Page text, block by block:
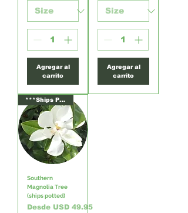
Agregar al
carrito
Agregar al
carrito
***Ships Potted***
Southern
Magnolia Tree
(ships potted)
Desde USD 49.95
Precio de oferta